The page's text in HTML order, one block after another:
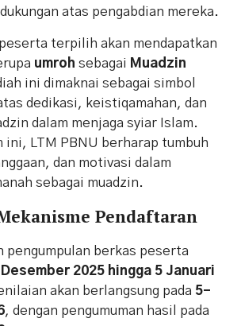
atas pengabdian mereka.
terpilih akan mendapatkan
umroh sebagai Muadzin
ini dimaknai sebagai simbol
dedikasi, keistiqamahan, dan
dalam menjaga syiar Islam.
ini, LTM PBNU berharap tumbuh
dan motivasi dalam
sebagai muadzin.
Pendaftaran
pengumpulan berkas peserta
Desember 2025 hingga 5 Januari
akan berlangsung pada 5–
, dengan pengumuman hasil pada